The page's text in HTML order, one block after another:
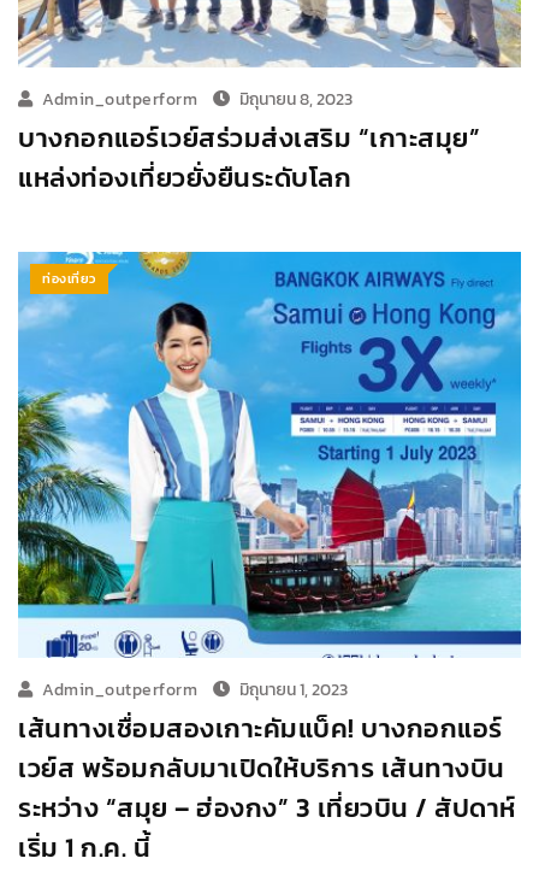
Admin_outperform มิถุนายน 8, 2023
บางกอกแอร์เวย์สร่วมส่งเสริม “เกาะสมุย”
แหล่งท่องเที่ยวยั่งยืนระดับโลก
ท่องเที่ยว
Admin_outperform มิถุนายน 1, 2023
เส้นทางเชื่อมสองเกาะคัมแบ็ค! บางกอกแอร์
เวย์ส พร้อมกลับมาเปิดให้บริการ เส้นทางบิน
ระหว่าง “สมุย – ฮ่องกง” 3 เที่ยวบิน / สัปดาห์
เริ่ม 1 ก.ค. นี้